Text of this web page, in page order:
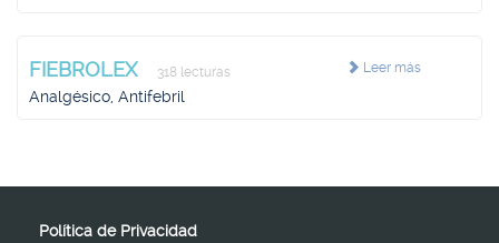
Leer más
FIEBROLEX 318 lecturas
Analgésico, Antifebril
Política de Privacidad